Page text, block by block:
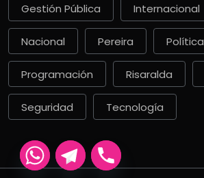
Gestión Pública Internacional
Nacional Pereira Política
Programación Risaralda
Seguridad Tecnología